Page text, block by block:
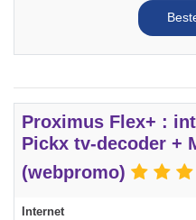
Proximus Flex+ :
Pickx tv-decoder +
(webpromo)
Internet